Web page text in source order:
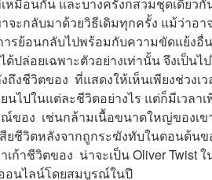
จะกลับมาด้วยวิธีเดิมทุกครั้ง แม้ว่าอ
ารย้อนกลับไปพร้อมกับความขัดแย้ง
ด้ปล่อยเฉพาะตัวอย่างเท่านั้น จึงเป็
ถึงชีวิตของ  ที่แสดงให้เห็นเพียงช่วง
ไปในแต่ละชีวิตอย่างไร แต่ก็มีเวลาเ
ของ  เช่นกล้ามเนื้อขนาดใหญ่ของเ
ยชีวิตหลังจากถูกระฆังทับในตอนต้นข
เก้าชีวิตของ  น่าจะเป็น Oliver Twist
ออนไลน์โดยสมบูรณ์ในปี